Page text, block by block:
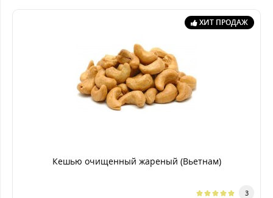
ХИТ ПРОДАЖ
Кешью очищенный жареный (Вьетнам)
3